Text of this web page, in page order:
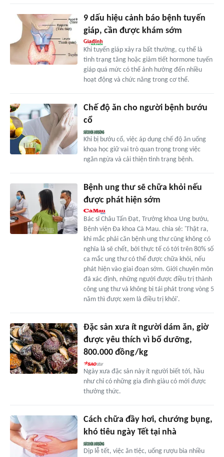
9 dấu hiệu cảnh báo bệnh tuyến
giáp, cần được khám sớm
Khi tuyến giáp xảy ra bất thường, cụ thể là
tình trạng tăng hoặc giảm tiết hormone tuyến
giáp quá mức có thể ảnh hưởng đến nhiều
hoạt động và chức năng trong cơ thể.
Chế độ ăn cho người bệnh bướu
cổ
Khi bị bướu cổ, việc áp dụng chế độ ăn uống
khoa học giữ vai trò quan trọng trong việc
ngăn ngừa và cải thiện tình trạng bệnh.
Bệnh ung thư sẽ chữa khỏi nếu
được phát hiện sớm
Bác sĩ Châu Tấn Đạt, Trưởng khoa Ung bướu,
Bệnh viện Đa khoa Cà Mau. chia sẻ: 'Thật ra,
khi mắc phải căn bệnh ung thư cũng không có
nghĩa là sẽ chết, bởi thực tế có tới trên 80% số
ca mắc ung thư có thể được chữa khỏi, nếu
phát hiện vào giai đoạn sớm. Giới chuyên môn
đã xác định, những người được điều trị thành
công ung thư và không bị tái phát trong vòng 5
năm thì được xem là điều trị khỏi'.
Đặc sản xưa ít người dám ăn, giờ
được yêu thích vì bổ dưỡng,
800.000 đồng/kg
Ngày xưa đặc sản này ít người biết tới, hầu
như chỉ có những gia đình giàu có mới được
thưởng thức.
Cách chữa đầy hơi, chướng bụng,
khó tiêu ngày Tết tại nhà
Dịp lễ tết, việc ăn tiệc, uống rượu bia nhiều